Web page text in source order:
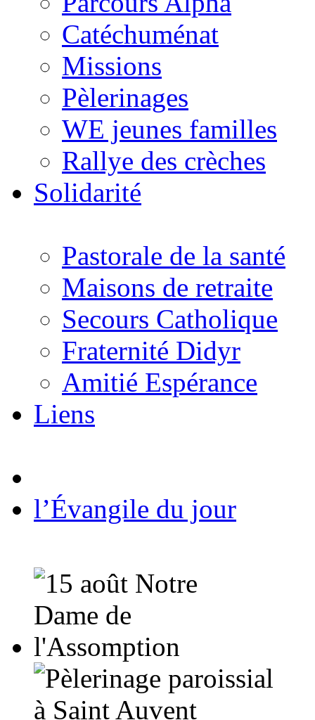
Catéchuménat
Missions
Pèlerinages
WE jeunes familles
Rallye des crèches
Solidarité
Pastorale de la santé
Maisons de retraite
Secours Catholique
Fraternité Didyr
Amitié Espérance
Liens
l’Évangile du jour